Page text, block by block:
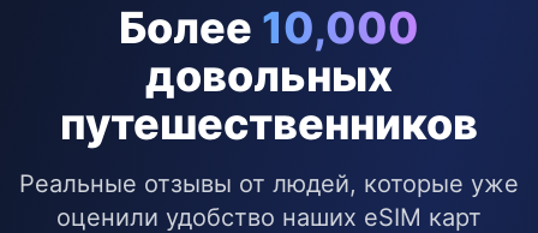
Более 10,000
довольных
путешественников
Реальные отзывы от людей, которые уже
оценили удобство наших eSIM карт